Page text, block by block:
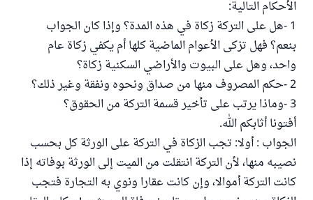
الأحكام التالية:
1 -هل على التركة زكاة في هذه المدة؟ وإذا كان الجواب
بنعم؟ فهل تزكى الأعوام الماضية كلها أم يكفي زكاة عام
واحد، وهل على البيوت والأراضي السكنية زكاة؟
2 -حكم المصروف منها من صداق ونحوه ونفقة وغير ذلك؟
3 -وماذا يرتب على تأخير قسمة التركة من الحقوق؟
أفتونا أثابكم الله.
الجواب : أولا: تجب الزكاة في التركة على الورثة كل بحسب
نصيبه منها، لأن التركة انتقلت من الميت إلى الورثة بوفاته إذا
كانت التركة أموالا، وإن كانت عقارا ونوي به التجارة فتجب